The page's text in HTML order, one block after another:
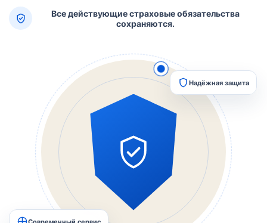
Все действующие страховые обязательства
сохраняются.
Надёжная защита